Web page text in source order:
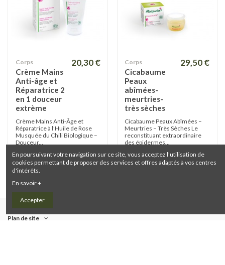
Corps
Crème Mains
Anti-âge et
Réparatrice 2
en 1 douceur
extrème
20,30 €
Crème Mains Anti-Âge et
Réparatrice à l’Huile de Rose
Musquée du Chili Biologique –
Douceur...
Ajouter au
panier
Corps
Cicabaume
Peaux
abîmées-
meurtries-
très sèches
29,50 €
Cicabaume Peaux Abîmées –
Meurtries – Très Sèches Le
reconstituant extraordinaire
des épidermes...
Ajouter au
Plan de site
En poursuivant votre navigation sur ce site, vous acceptez l'utilisation de
cookies permettant de proposer des services et offres adaptés à vos centres
d'intérêts.
En savoir +
Accepter